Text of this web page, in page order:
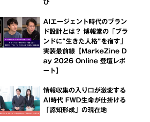
び
AIエージェント時代のブラン
ド設計とは？ 博報堂の「ブラ
ンドに“生きた人格”を宿す」
実装最前線【MarkeZine D
ay 2026 Online 登壇レポ
ート】
情報収集の入り口が激変する
AI時代 FWD生命が仕掛ける
「認知形成」の現在地